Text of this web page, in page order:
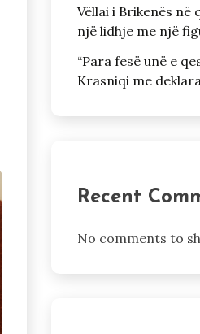
Vëllai i Brikenës në
një lidhje me një
“Para fesë unë e
Krasniqi me
Recent
No comments to